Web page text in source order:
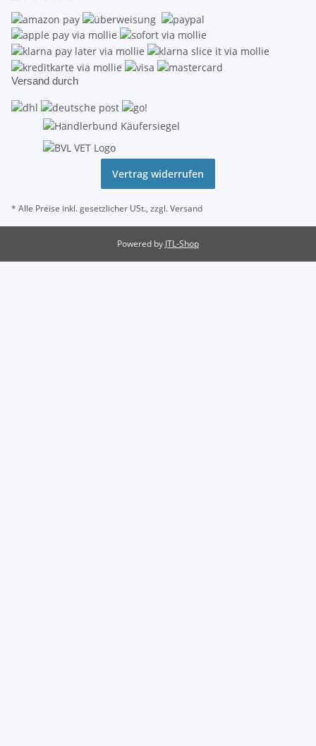
Versand durch
Vertrag widerrufen
* Alle Preise inkl. gesetzlicher USt., zzgl.Versand
Powered by JTL-Shop